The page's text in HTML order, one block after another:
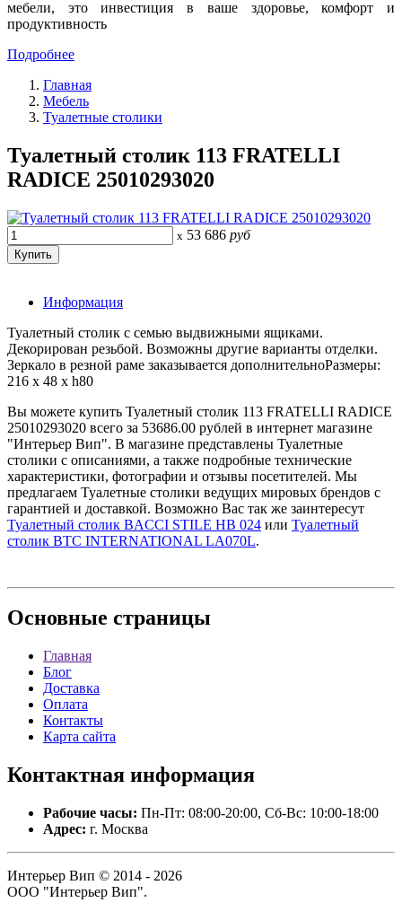
мебели, это инвестиция в ваше здоровье, комфорт и
продуктивность
Подробнее
Главная
Мебель
Туалетные столики
Туалетный столик 113 FRATELLI
RADICE 25010293020
x 53 686 руб
Информация
Туалетный столик с семью выдвижными ящиками.
Декорирован резьбой. Возможны другие варианты отделки.
Зеркало в резной раме заказывается дополнительноРазмеры:
216 x 48 x h80
Вы можете купить Туалетный столик 113 FRATELLI RADICE
25010293020 всего за 53686.00 рублей в интернет магазине
"Интерьер Вип". В магазине представлены Туалетные
столики с описаниями, а также подробные технические
характеристики, фотографии и отзывы посетителей. Мы
предлагаем Туалетные столики ведущих мировых брендов с
гарантией и доставкой. Возможно Вас так же заинтересут
Туалетный столик BACCI STILE HB 024 или Туалетный
столик BTC INTERNATIONAL LA070L.
Основные страницы
Главная
Блог
Доставка
Оплата
Контакты
Карта сайта
Контактная информация
Рабочие часы: Пн-Пт: 08:00-20:00, Сб-Вс: 10:00-18:00
Адрес: г. Москва
Интерьер Вип © 2014 - 2026
ООО "Интерьер Вип".